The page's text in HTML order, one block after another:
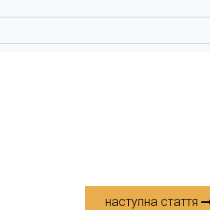
наступна стаття